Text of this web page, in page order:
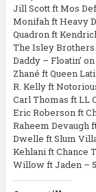
Jill Scott ft Mos
Monifah ft Heavy
Quadron ft
The Isley Brothers
Daddy – Floatin’
Zhané ft Queen
R. Kelly ft
Carl Thomas ft LL
Eric Roberson ft
Raheem Devaugh
Dwelle ft Slum
Kehlani ft Chance
Willow ft Jaden – 5